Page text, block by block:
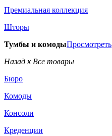
Премиальная коллекция
Шторы
Тумбы и комодыПросмотреть
Назад к Все товары
Бюро
Комоды
Консоли
Креденции